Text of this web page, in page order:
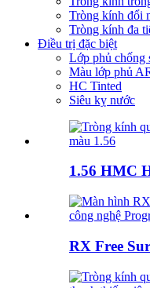
Tròng kính đổi
Tròng kính đa
Điều trị đặc biệt
Lớp phủ chống
Màu lớp phủ
HC Tinted
Siêu kỵ nước
1.56 HMC
RX Free